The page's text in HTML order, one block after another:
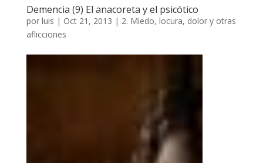
Demencia (9) El anacoreta y el psicótico
por luis | Oct 21, 2013 | 2. Miedo, locura, dolor y otras
aflicciones